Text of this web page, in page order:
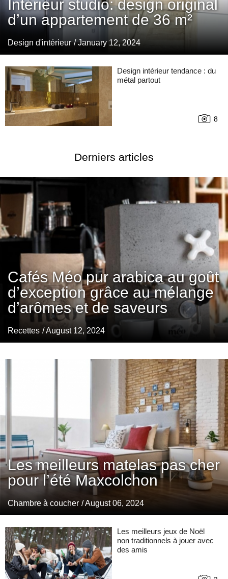
Intérieur studio: design original
d’un appartement de 36 m²
Design d'intérieur / January 12, 2024
Design intérieur tendance : du
métal partout
8
Derniers articles
Cafés Méo pur arabica au goût
d’exception grâce au mélange
d’arômes et de saveurs
Recettes / August 12, 2024
Les meilleurs matelas pas cher
pour l’été Maxcolchon
Chambre à coucher / August 06, 2024
Les meilleurs jeux de Noël
non traditionnels à jouer avec
des amis